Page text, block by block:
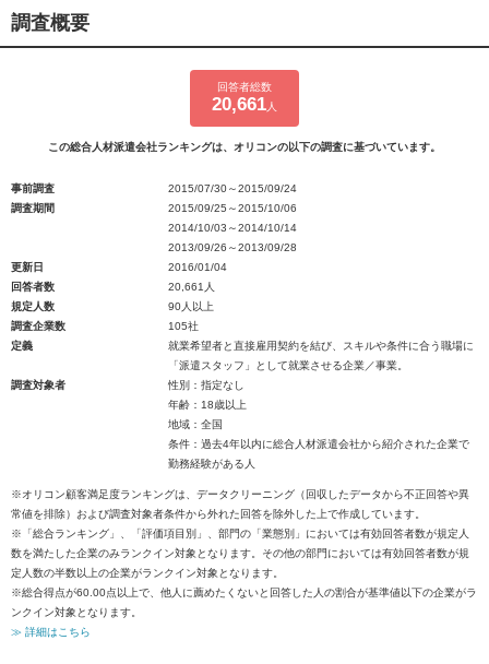
調査概要
回答者総数
20,661 人
この総合人材派遣会社ランキングは、オリコンの以下の調査に基づいています。
事前調査
2015/07/30～2015/09/24
調査期間
2015/09/25～2015/10/06
2014/10/03～2014/10/14
2013/09/26～2013/09/28
更新日
2016/01/04
回答者数
20,661人
規定人数
90人以上
調査企業数
105社
定義
就業希望者と直接雇用契約を結び、スキルや条件に合う職場に
「派遣スタッフ」として就業させる企業／事業。
調査対象者
性別：指定なし
年齢：18歳以上
地域：全国
条件：過去4年以内に総合人材派遣会社から紹介された企業で
勤務経験がある人
※オリコン顧客満足度ランキングは、データクリーニング（回収したデータから不正回答や異
常値を排除）および調査対象者条件から外れた回答を除外した上で作成しています。
※「総合ランキング」、「評価項目別」、部門の「業態別」においては有効回答者数が規定人
数を満たした企業のみランクイン対象となります。その他の部門においては有効回答者数が規
定人数の半数以上の企業がランクイン対象となります。
※総合得点が60.00点以上で、他人に薦めたくないと回答した人の割合が基準値以下の企業がラ
ンクイン対象となります。
≫ 詳細はこちら